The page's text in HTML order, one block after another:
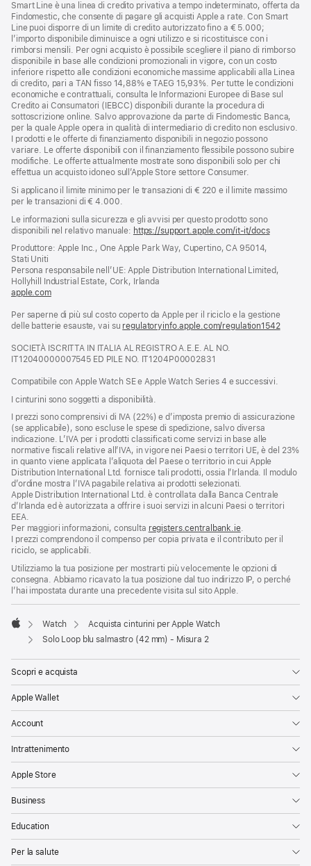
Smart Line è una linea di credito privativa a tempo indeterminato, offerta da
Findomestic, che consente di pagare gli acquisti Apple a rate. Con Smart
Line puoi disporre di un limite di credito autorizzato fino a € 5.000;
l’importo disponibile diminuisce a ogni utilizzo e si ricostituisce con i
rimborsi mensili. Per ogni acquisto è possibile scegliere il piano di rimborso
disponibile in base alle condizioni promozionali in vigore, con un costo
inferiore rispetto alle condizioni economiche massime applicabili alla Linea
di credito, pari a TAN fisso 14,88% e TAEG 15,93%. Per tutte le condizioni
economiche e contrattuali, consulta le Informazioni Europee di Base sul
Credito ai Consumatori (IEBCC) disponibili durante la procedura di
sottoscrizione online. Salvo approvazione da parte di Findomestic Banca,
per la quale Apple opera in qualità di intermediario di credito non esclusivo.
I prodotti e le offerte di finanziamento disponibili in negozio possono
variare. Le offerte disponibili con il finanziamento flessibile possono subire
modifiche. Le offerte attualmente mostrate sono disponibili solo per chi
effettua un acquisto idoneo sull’Apple Store settore Consumer.
Si applicano il limite minimo per le transazioni di € 220 e il limite massimo
per le transazioni di € 4.000.
Le informazioni sulla sicurezza e gli avvisi per questo prodotto sono
disponibili nel relativo manuale: https://support.apple.com/it-it/docs(si
finestra)
Produttore: Apple Inc., One Apple Park Way, Cupertino, CA 95014,
Stati Uniti
Persona responsabile nell’UE: Apple Distribution International Limited,
Hollyhill Industrial Estate, Cork, Irlanda
apple.com(si
una
nuova
Per saperne di più sul costo coperto da Apple per il riciclo e la gestione
delle batterie esauste, vai su regulatoryinfo.apple.com/regulation1542(si
SOCIETÀ ISCRITTA IN ITALIA AL REGISTRO A.E.E. AL NO.
IT12040000007545 ED PILE NO. IT1204P00002831
Compatibile con Apple Watch SE e Apple Watch Series 4 e successivi.
I cinturini sono soggetti a disponibilità.
I prezzi sono comprensivi di IVA (22%) e d’imposta premio di assicurazione
(se applicabile), sono escluse le spese di spedizione, salvo diversa
indicazione. L’IVA per i prodotti classificati come servizi in base alle
normative fiscali relative all’IVA, in vigore nei Paesi o territori UE, è del 23%
in quanto viene applicata l’aliquota del Paese o territorio in cui Apple
Distribution International Ltd. fornisce tali prodotti, ossia l’Irlanda. Il modulo
d’ordine mostra l’IVA pagabile relativa ai prodotti selezionati.
Apple Distribution International Ltd. è controllata dalla Banca Centrale
d’Irlanda ed è autorizzata a offrire i suoi servizi in alcuni Paesi o territori
EEA.
Per maggiori informazioni, consulta registers.centralbank.ie.
I prezzi comprendono il compenso per copia privata e il contributo per il
riciclo, se applicabili.
Utilizziamo la tua posizione per mostrarti più velocemente le opzioni di
consegna. Abbiamo ricavato la tua posizione dal tuo indirizzo IP, o perché
l’hai impostata durante una precedente visita sul sito Apple.
Apple
Watch
Acquista cinturini per Apple Watch
Solo Loop blu salmastro (42 mm) - Misura 2
Scopri e acquista
Apple Wallet
Account
Intrattenimento
Apple Store
Business
Education
Per la salute